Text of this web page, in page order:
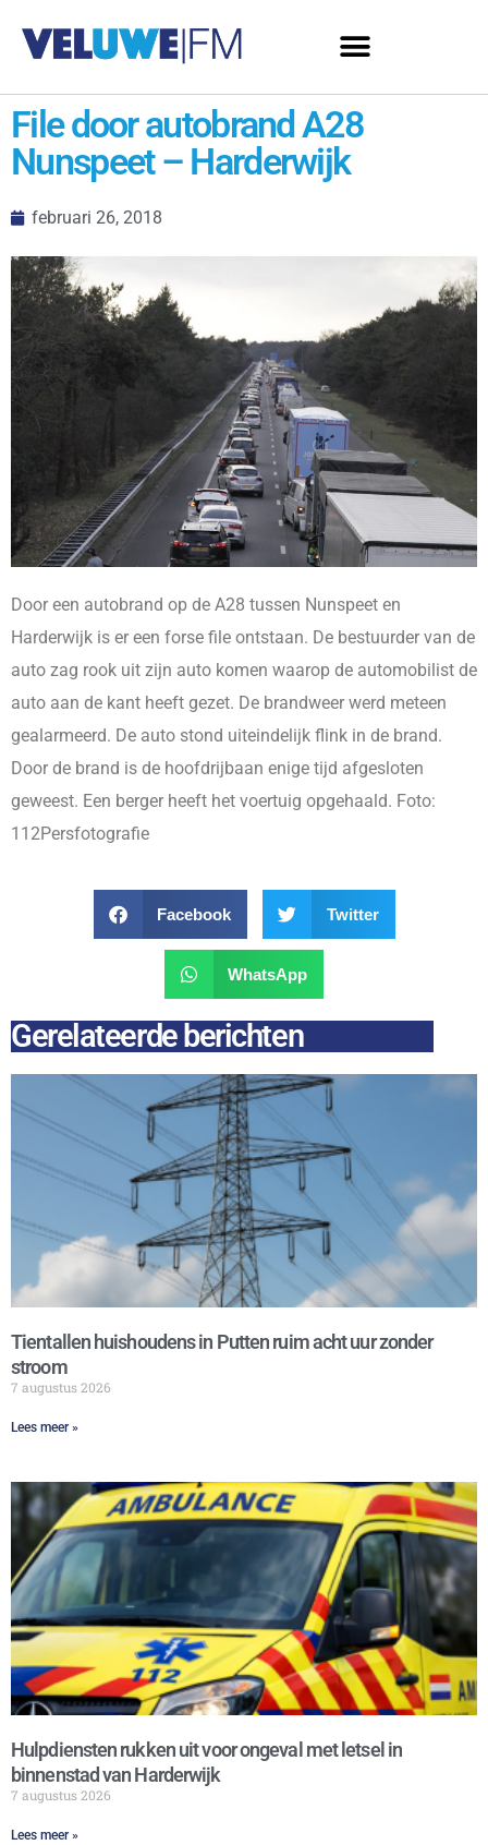
File door autobrand A28
Nunspeet – Harderwijk
februari 26, 2018
Door een autobrand op de A28 tussen Nunspeet en
Harderwijk is er een forse file ontstaan. De bestuurder van de
auto zag rook uit zijn auto komen waarop de automobilist de
auto aan de kant heeft gezet. De brandweer werd meteen
gealarmeerd. De auto stond uiteindelijk flink in de brand.
Door de brand is de hoofdrijbaan enige tijd afgesloten
geweest. Een berger heeft het voertuig opgehaald. Foto:
112Persfotografie
Facebook Twitter
WhatsApp
Gerelateerde berichten
Tientallen huishoudens in Putten ruim acht uur zonder
stroom
7 augustus 2026
Lees meer »
Hulpdiensten rukken uit voor ongeval met letsel in
binnenstad van Harderwijk
7 augustus 2026
Lees meer »